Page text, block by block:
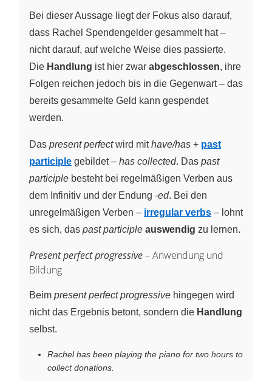
Bei dieser Aussage liegt der Fokus also darauf,
dass Rachel Spendengelder gesammelt hat –
nicht darauf, auf welche Weise dies passierte.
Die Handlung ist hier zwar abgeschlossen, ihre
Folgen reichen jedoch bis in die Gegenwart – das
bereits gesammelte Geld kann gespendet
werden.
Das present perfectwird mithave/has + past
participle gebildet – has collected. Das past
participle besteht bei regelmäßigen Verben aus
dem Infinitiv und der Endung -ed. Bei den
unregelmäßigen Verben – irregular verbs – lohnt
es sich, das past participle auswendig zu lernen.
Present perfect progressive– Anwendung und
Bildung
Beim present perfect progressive hingegen wird
nicht das Ergebnis betont, sondern die Handlung
selbst.
Rachel has been playing the piano for two hours to
collect donations.